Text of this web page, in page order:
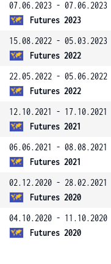
07.06.2023 - 07.06.2023
Futures 2023
15.08.2022 - 05.03.2023
Futures 2022
22.05.2022 - 05.06.2022
Futures 2022
12.10.2021 - 17.10.2021
Futures 2021
06.06.2021 - 08.08.2021
Futures 2021
02.12.2020 - 28.02.2021
Futures 2020
04.10.2020 - 11.10.2020
Futures 2020